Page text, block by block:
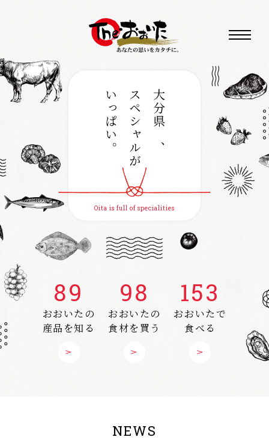
大分県は、
スペシャルが
いっぱい。
Oita is full of specialities
89
おおいたの
産品を知る
98
おおいたの
食材を買う
153
おおいたで
食べる
NEWS